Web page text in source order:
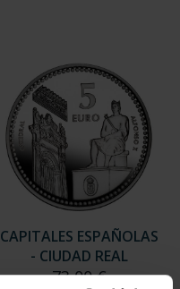
CAPITALES ESPAÑOLAS
- CIUDAD REAL
73,00 €